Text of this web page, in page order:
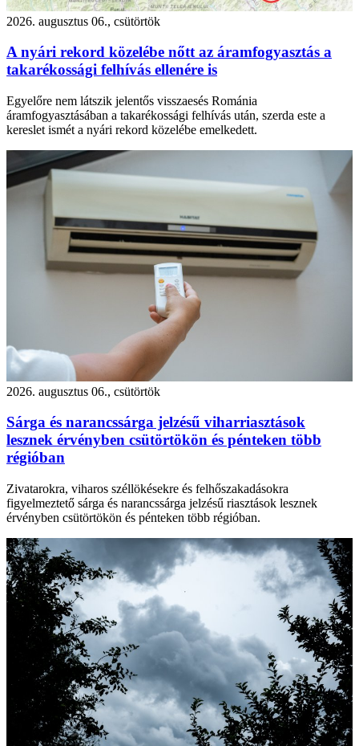
2026. augusztus 06., csütörtök
A nyári rekord közelébe nőtt az áramfogyasztás a
takarékossági felhívás ellenére is
Egyelőre nem látszik jelentős visszaesés Románia
áramfogyasztásában a takarékossági felhívás után, szerda este a
kereslet ismét a nyári rekord közelébe emelkedett.
2026. augusztus 06., csütörtök
Sárga és narancssárga jelzésű viharriasztások
lesznek érvényben csütörtökön és pénteken több
régióban
Zivatarokra, viharos széllökésekre és felhőszakadásokra
figyelmeztető sárga és narancssárga jelzésű riasztások lesznek
érvényben csütörtökön és pénteken több régióban.